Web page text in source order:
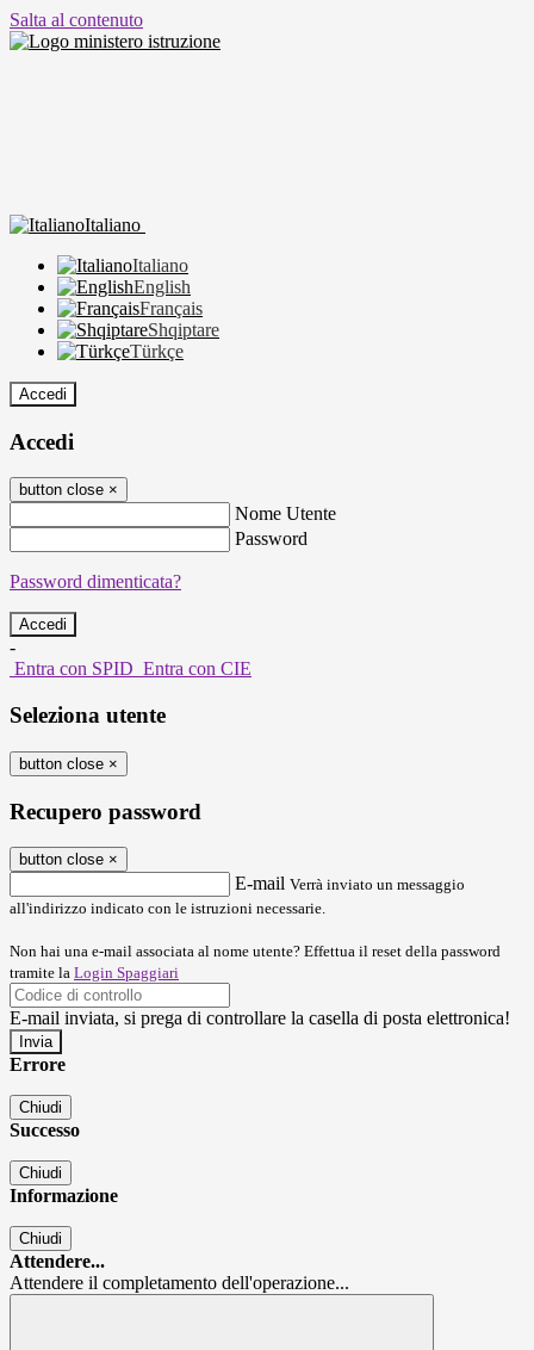
Salta al contenuto
Italiano
Italiano
English
Français
Shqiptare
Türkçe
Accedi
Accedi
button close ×
Nome Utente
Password
Password dimenticata?
-
Entra con SPID Entra con CIE
Seleziona utente
button close ×
Recupero password
button close ×
E-mail Verrà inviato un messaggio
all'indirizzo indicato con le istruzioni necessarie.
Non hai una e-mail associata al nome utente? Effettua il reset della password
tramite la Login Spaggiari
E-mail inviata, si prega di controllare la casella di posta elettronica!
Errore
Chiudi
Successo
Chiudi
Informazione
Chiudi
Attendere...
Attendere il completamento dell'operazione...